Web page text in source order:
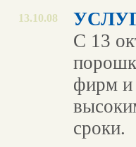
13.10.08
С 13
фирм и
сроки.